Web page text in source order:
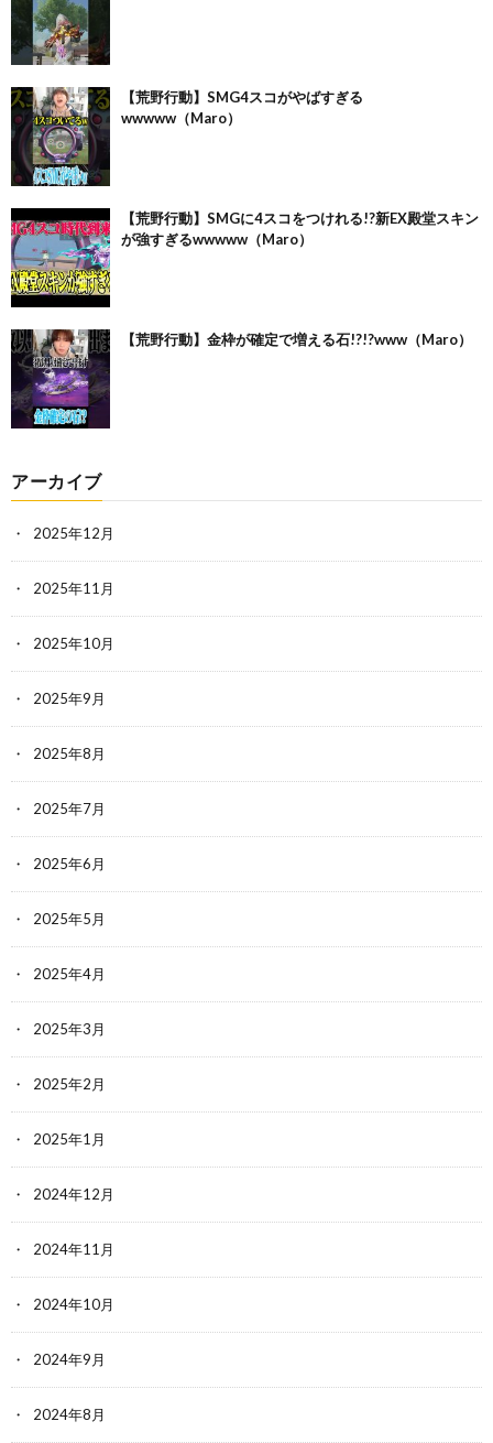
【荒野行動】SMG4スコがやばすぎる
wwwww（Maro）
【荒野行動】SMGに4スコをつけれる!?新EX殿堂スキン
が強すぎるwwwww（Maro）
【荒野行動】金枠が確定で増える石!?!?www（Maro）
アーカイブ
2025年12月
2025年11月
2025年10月
2025年9月
2025年8月
2025年7月
2025年6月
2025年5月
2025年4月
2025年3月
2025年2月
2025年1月
2024年12月
2024年11月
2024年10月
2024年9月
2024年8月